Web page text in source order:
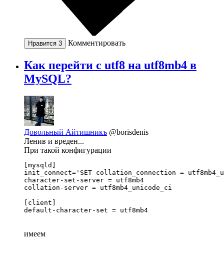
Нравится 3 Комментировать
Как перейти с utf8 на utf8mb4 в
MySQL?
Довольный Айтишникъ @borisdenis
Ленив и вреден...
При такой конфигурации
[mysqld]
init_connect='SET collation_connection =
character-set-server = utf8mb4
collation-server = utf8mb4_unicode_ci
[client]
default-character-set = utf8mb4
имеем